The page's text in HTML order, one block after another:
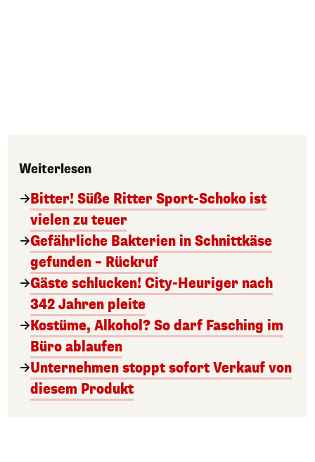
Weiterlesen
Bitter! Süße Ritter Sport-Schoko ist
vielen zu teuer
Gefährliche Bakterien in Schnittkäse
gefunden – Rückruf
Gäste schlucken! City-Heuriger nach
342 Jahren pleite
Kostüme, Alkohol? So darf Fasching im
Büro ablaufen
Unternehmen stoppt sofort Verkauf von
diesem Produkt